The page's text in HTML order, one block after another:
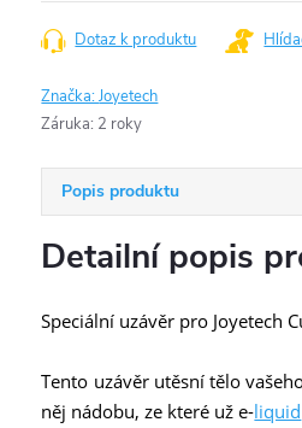
Dotaz k produktu
Značka:Joyetech
Záruka: 2 roky
Popis produktu
Detailní popis
Speciální uzávěr pro Joyetech
Tento uzávěr utěsní tělo
něj nádobu, ze které už e-liquid